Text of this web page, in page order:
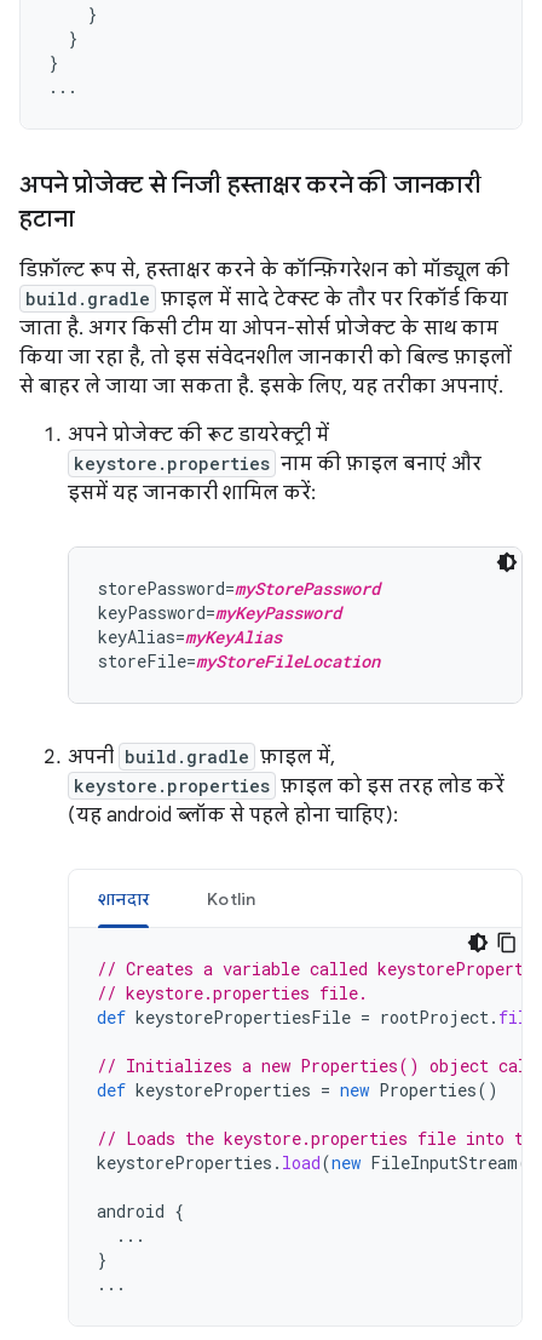
}
}
}
...
अपने प्रोजेक्ट से निजी हस्ताक्षर करने की जानकारी
हटाना
डिफ़ॉल्ट रूप से, हस्ताक्षर करने के कॉन्फ़िगरेशन को मॉड्यूल की
build.gradle फ़ाइल में सादे टेक्स्ट के तौर पर रिकॉर्ड किया
जाता है. अगर किसी टीम या ओपन-सोर्स प्रोजेक्ट के साथ काम
किया जा रहा है, तो इस संवेदनशील जानकारी को बिल्ड फ़ाइलों
से बाहर ले जाया जा सकता है. इसके लिए, यह तरीका अपनाएं.
अपने प्रोजेक्ट की रूट डायरेक्ट्री में
keystore.properties नाम की फ़ाइल बनाएं और
इसमें यह जानकारी शामिल करें:
storePassword=myStorePassword
keyPassword=myKeyPassword
keyAlias=myKeyAlias
storeFile=myStoreFileLocation
अपनी build.gradle फ़ाइल में,
keystore.properties फ़ाइल को इस तरह लोड करें
(यह android ब्लॉक से पहले होना चाहिए):
शानदार Kotlin
// Creates a variable called
// keystore.properties file.
def keystorePropertiesFile = rootProject. file
// Initializes a new Properties() object
def keystoreProperties = new Properties()
// Loads the keystore.properties file into
keystoreProperties . load(new FileInputStream(
android {
...
}
...